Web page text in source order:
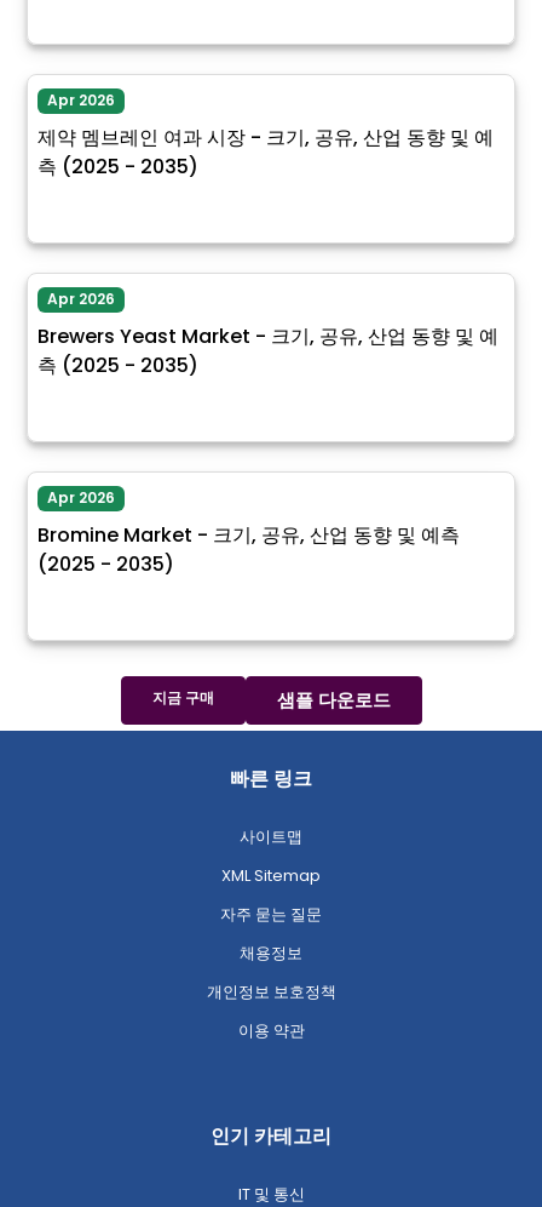
Apr 2026
제약 멤브레인 여과 시장 - 크기, 공유, 산업 동향 및 예
측 (2025 - 2035)
Apr 2026
Brewers Yeast Market - 크기, 공유, 산업 동향 및 예
측 (2025 - 2035)
Apr 2026
Bromine Market - 크기, 공유, 산업 동향 및 예측
(2025 - 2035)
지금 구매 샘플 다운로드
빠른 링크
사이트맵
XML Sitemap
자주 묻는 질문
채용정보
개인정보 보호정책
이용 약관
인기 카테고리
IT 및 통신